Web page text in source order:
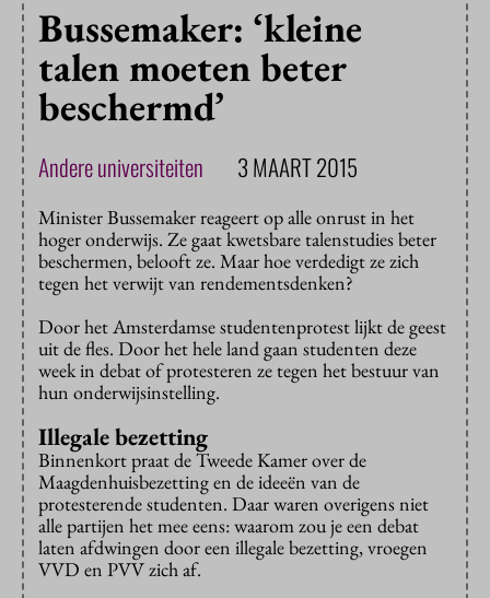
Bussemaker: ‘kleine
talen moeten beter
beschermd’
Andere universiteiten 3 MAART 2015
Minister Bussemaker reageert op alle onrust in het
hoger onderwijs. Ze gaat kwetsbare talenstudies beter
beschermen, belooft ze. Maar hoe verdedigt ze zich
tegen het verwijt van rendementsdenken?
Door het Amsterdamse studentenprotest lijkt de geest
uit de fles. Door het hele land gaan studenten deze
week in debat of protesteren ze tegen het bestuur van
hun onderwijsinstelling.
Illegale bezetting
Binnenkort praat de Tweede Kamer over de
Maagdenhuisbezetting en de ideeën van de
protesterende studenten. Daar waren overigens niet
alle partijen het mee eens: waarom zou je een debat
laten afdwingen door een illegale bezetting, vroegen
VVD en PVV zich af.